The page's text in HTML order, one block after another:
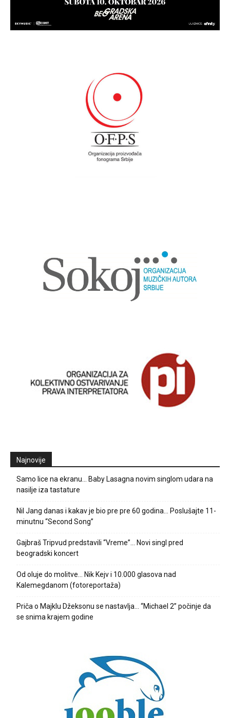
Najnovije
Samo lice na ekranu… Baby Lasagna novim singlom udara na
nasilje iza tastature
Nil Jang danas i kakav je bio pre pre 60 godina… Poslušajte 11-
minutnu “Second Song”
Gajbraš Tripvud predstavili “Vreme”… Novi singl pred
beogradski koncert
Od oluje do molitve… Nik Kejv i 10.000 glasova nad
Kalemegdanom (fotoreportaža)
Priča o Majklu Džeksonu se nastavlja… “Michael 2” počinje da
se snima krajem godine